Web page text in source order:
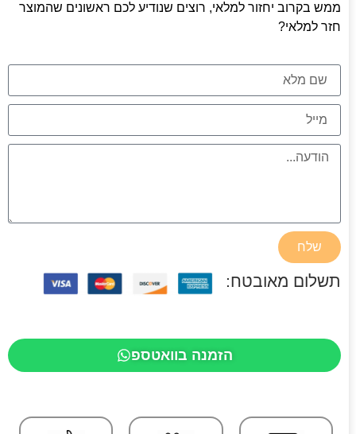
ממש בקרוב יחזור למלאי, רוצים שנודיע לכם ראשונים שהמוצר
חזר למלאי?
שלח
תשלום מאובטח:
הזמנה בוואטספ